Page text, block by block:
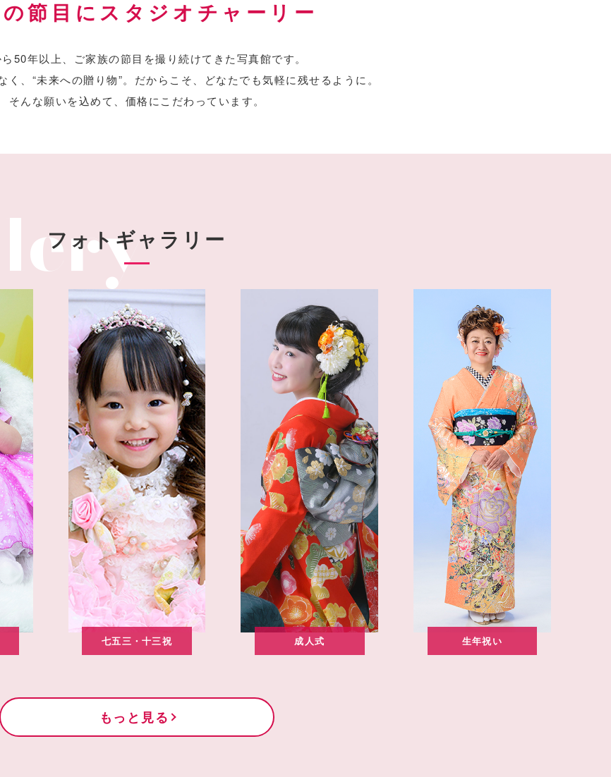
節目にスタジオチャーリー
50年以上、
ご家族の節目を撮り続けてきた写真館です。
く、“未来への贈り物”。 だからこそ、どなたでも気軽に残せるように。
そんな願いを込めて、価格にこだわっています。
フォトギャラリー
七五三・十三祝 成人式 生年祝い
もっと見る